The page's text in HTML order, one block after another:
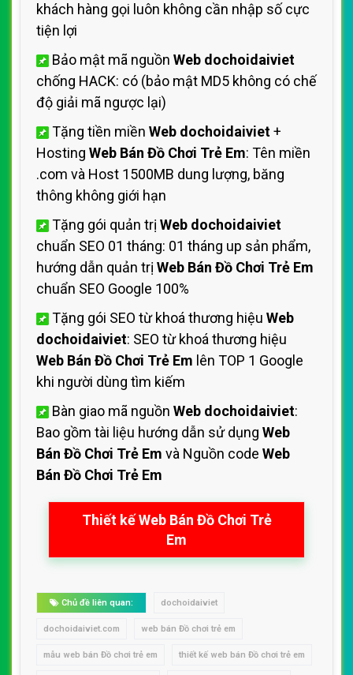
khách hàng gọi luôn không cần nhập số cực
tiện lợi
Bảo mật mã nguồn Web dochoidaiviet
chống HACK: có (bảo mật MD5 không có chế
độ giải mã ngược lại)
Tặng tiền miền Web dochoidaiviet+
Hosting Web Bán Đồ Chơi Trẻ Em: Tên miền
.com và Host 1500MB dung lượng, băng
thông không giới hạn
Tặng gói quản trị Web dochoidaiviet
chuẩn SEO 01 tháng: 01 tháng up sản phẩm,
hướng dẫn quản trị Web Bán Đồ Chơi Trẻ Em
chuẩn SEO Google 100%
Tặng gói SEO từ khoá thương hiệu Web
dochoidaiviet: SEO từ khoá thương hiệu
Web Bán Đồ Chơi Trẻ Em lên TOP 1 Google
khi người dùng tìm kiếm
Bàn giao mã nguồn Web dochoidaiviet:
Bao gồm tài liệu hướng dẫn sử dụng Web
Bán Đồ Chơi Trẻ Em và Nguồn code Web
Bán Đồ Chơi Trẻ Em
Thiết kế Web Bán Đồ Chơi Trẻ
Em
Chủ đề liên quan: dochoidaiviet
dochoidaiviet.com web bán Đồ chơi trẻ em
mẫu web bán Đồ chơi trẻ em thiết kế web bán Đồ chơi trẻ em